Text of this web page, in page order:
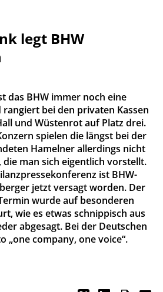
legt BHW
das BHW immer noch eine
bei den privaten Kassen
und Wüstenrot auf Platz drei.
spielen die längst bei der
Hamelner allerdings nicht
die man sich eigentlich vorstellt.
ist BHW-
jetzt versagt worden. Der
wurde auf besonderen
wie es etwas schnippisch aus
abgesagt. Bei der Deutschen
„one company, one voice“.